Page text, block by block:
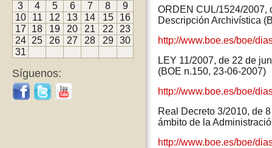
3
4 5 6 7 8
9
10
11 12 13 14 15
16
17
18 19 20 21 22
23
24
25 26 27 28 29
30
31
Síguenos:
ORDEN CUL/1524/2007,
Descripción Archivística
http://www.boe.es/boe/
LEY 11/2007, de 22 de
(BOE n.150, 23-06-2007)
http://www.boe.es/boe/
Real Decreto 3/2010, de
ámbito de la
http://www.boe.es/boe/